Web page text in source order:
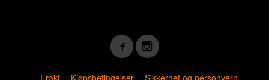
Frakt Kjøpsbetingelser Sikkerhet og personvern